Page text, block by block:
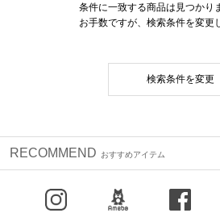
条件に一致する商品は見つかり
お手数ですが、検索条件を変更
検索条件を変更
RECOMMEND おすすめアイテム